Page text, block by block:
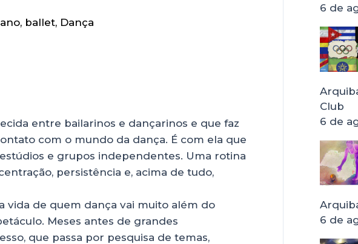
, ballet, Dança
entre bailarinos e dançarinos e que faz
com o mundo da dança. É com ela que
e grupos independentes. Uma rotina
persistência e, acima de tudo,
vida de quem dança vai muito além do
Meses antes de grandes
que passa por pesquisa de temas,
6 de
Club
6 de
6 de